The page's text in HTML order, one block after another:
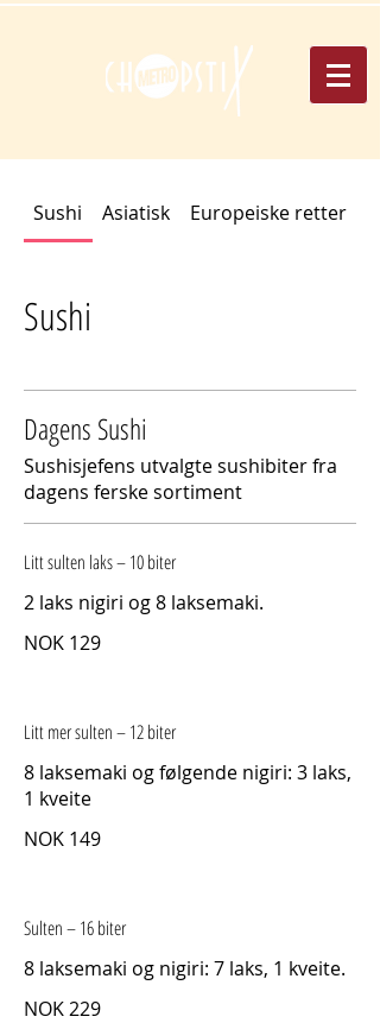
Sushi Asiatisk Europeiske retter
Sushi
Dagens Sushi
Sushisjefens utvalgte sushibiter fra
dagens ferske sortiment
Litt sulten laks – 10 biter
2 laks nigiri og 8 laksemaki.
NOK 129
Litt mer sulten – 12 biter
8 laksemaki og følgende nigiri: 3 laks,
1 kveite
NOK 149
Sulten – 16 biter
8 laksemaki og nigiri: 7 laks, 1 kveite.
NOK 229